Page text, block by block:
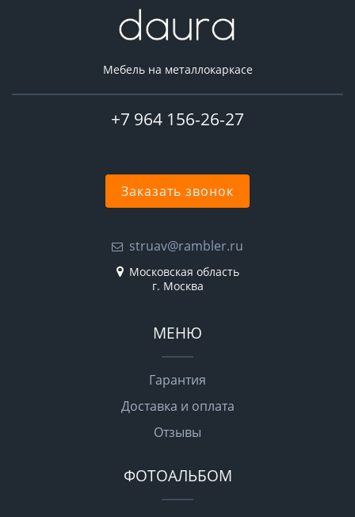
Мебель на металлокаркасе
+7 964 156-26-27
Заказать звонок
struav@rambler.ru
Московская область
г. Москва
МЕНЮ
Гарантия
Доставка и оплата
Отзывы
ФОТОАЛЬБОМ